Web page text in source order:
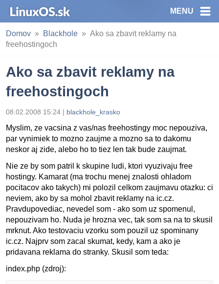
MENU
Domov Blackhole
Ako sa zbavit reklamy na
freehostingoch
Ako sa zbavit reklamy na
freehostingoch
08.02.2008 15:24 | blackhole_krasko
Myslim, ze vacsina z vas/nas freehostingy moc nepouziva,
par vynimiek to mozno zaujme a mozno sa to dakomu
neskor aj zide, alebo ho to tiez len tak bude zaujmat.
Nie ze by som patril k skupine ludi, ktori vyuzivaju free
hostingy. Kamarat (ma trochu menej znalosti ohladom
pocitacov ako takych) mi polozil celkom zaujmavu otazku: ci
neviem, ako by sa mohol zbavit reklamy na ic.cz.
Pravdupovediac, nevedel som - ako som uz spomenul,
nepouzivam ho. Nuda je hrozna vec, tak som sa na to skusil
mrknut. Ako testovaciu vzorku som pouzil uz spominany
ic.cz. Najprv som zacal skumat, kedy, kam a ako je
pridavana reklama do stranky. Skusil som teda:
index.php (zdroj):